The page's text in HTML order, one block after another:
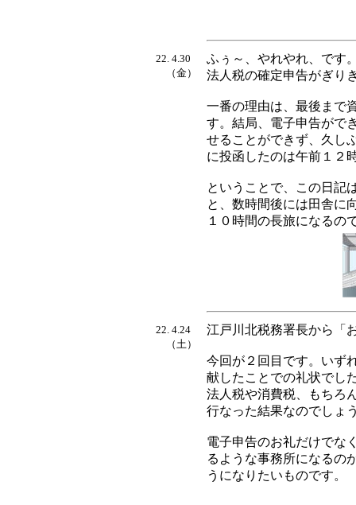
22. 4.30
（金）
ふぅ～、やれやれ、です
法人税の確定申告がぎり
一番の理由は、最後まで
す。結局、電子申告がで
せることができず、久し
に投函したのは午前１２
ということで、この日記
と、数時間後には田舎に
１０時間の長旅になるの
22. 4.24
（土）
江戸川北税務署長から「
今回が２回目です。いず
献したことでの礼状でし
法人税や消費税、もちろ
行なった結果なのでしょ
電子申告のお礼だけでな
るような事務所になるの
うになりたいものです。